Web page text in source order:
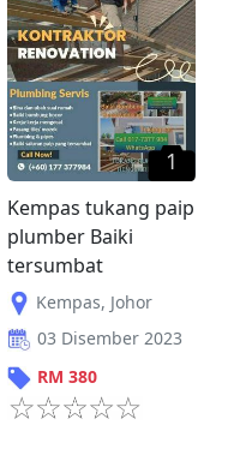
1
Kempas tukang paip
plumber Baiki
tersumbat
Kempas, Johor
03 Disember 2023
RM 380